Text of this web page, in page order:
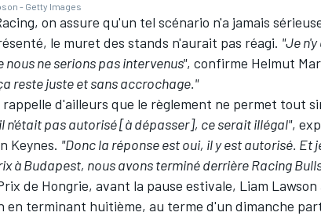
- Getty Images
on assure qu'un tel scénario n'a jamais
le muret des stands n'aurait pas réagi. "Je
nous ne serions pas intervenus", confirme Helmut
reste juste et sans accrochage."
d'ailleurs que le règlement ne permet tout
n'était pas autorisé [à dépasser], ce serait illégal",
Keynes. "Donc la réponse est oui, il y est autorisé. Et
à Budapest, nous avons terminé derrière Racing
de Hongrie, avant la pause estivale, Liam Lawson
en terminant huitième, au terme d'un dimanche